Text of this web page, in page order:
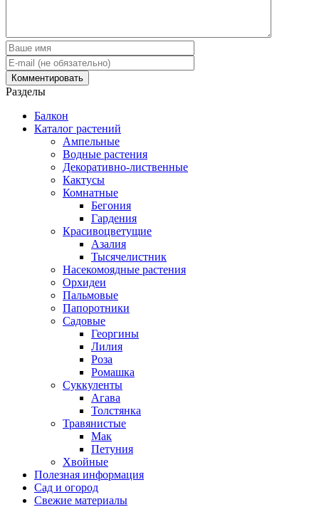
Разделы
Балкон
Каталог растений
Ампельные
Водные растения
Декоративно-лиственные
Кактусы
Комнатные
Бегония
Гардения
Красивоцветущие
Азалия
Тысячелистник
Насекомоядные растения
Орхидеи
Пальмовые
Папоротники
Садовые
Георгины
Лилия
Роза
Ромашка
Суккуленты
Агава
Толстянка
Травянистые
Мак
Петуния
Хвойные
Полезная информация
Сад и огород
Свежие материалы